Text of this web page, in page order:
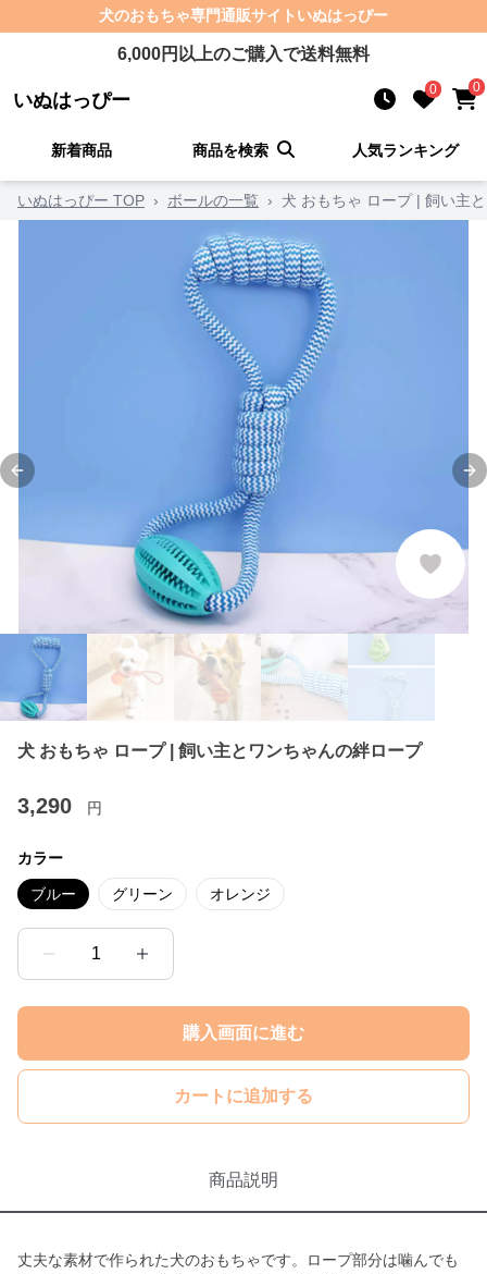
犬のおもちゃ専門通販サイト いぬはっぴー
6,000円以上のご購入で送料無料
いぬはっぴー 0 0
新着商品 商品を検索 人気ランキング
いぬはっぴー TOP › ボールの一覧 › 犬 おもちゃ ロープ | 飼い主
Previous slide
犬 おもちゃ ロープ | 飼い主とワンちゃんの絆ロープ
3,290 円
カラー
ブルー グリーン オレンジ
1
購入画面に進む
カートに追加する
商品説明
丈夫な素材で作られた犬のおもちゃです。ロープ部分は噛んでも